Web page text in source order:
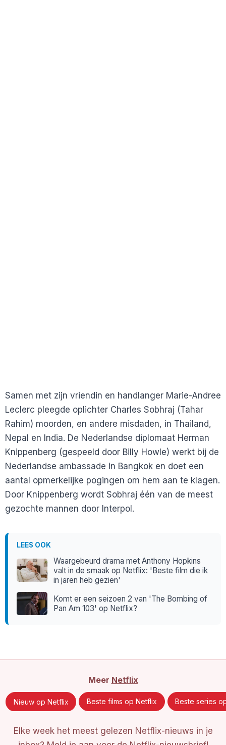
Samen met zijn vriendin en handlanger Marie-Andree
Leclerc pleegde oplichter Charles Sobhraj (Tahar
Rahim) moorden, en andere misdaden, in Thailand,
Nepal en India. De Nederlandse diplomaat Herman
Knippenberg (gespeeld door Billy Howle) werkt bij de
Nederlandse ambassade in Bangkok en doet een
aantal opmerkelijke pogingen om hem aan te klagen.
Door Knippenberg wordt Sobhraj één van de meest
gezochte mannen door Interpol.
LEES OOK
Waargebeurd drama met Anthony Hopkins
valt in de smaak op Netflix: 'Beste film die ik
in jaren heb gezien'
Komt er een seizoen 2 van 'The Bombing of
Pan Am 103' op Netflix?
Meer Netflix
Nieuw op Netflix Beste films op Netflix Beste series
Elke week het meest gelezen Netflix-nieuws in je